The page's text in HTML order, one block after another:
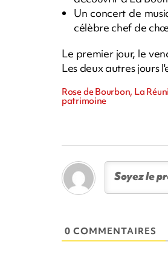
Un concert de
célèbre chef de
Le premier jour, le
Les deux autres jours
Rose de Bourbon, La
patrimoine
0 COMMENTAIRES